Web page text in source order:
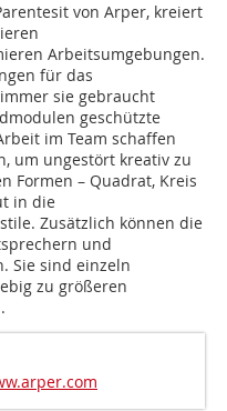
von Arper, kreiert
Arbeitsumgebungen.
für das
sie gebraucht
geschützte
im Team schaffen
um ungestört kreativ zu
Formen – Quadrat, Kreis
in die
Zusätzlich können die
und
Sie sind einzeln
zu größeren